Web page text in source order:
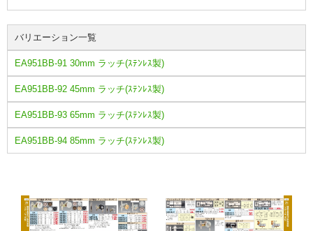
バリエーション一覧
EA951BB-91 30mm ラッチ(ｽﾃﾝﾚｽ製)
EA951BB-92 45mm ラッチ(ｽﾃﾝﾚｽ製)
EA951BB-93 65mm ラッチ(ｽﾃﾝﾚｽ製)
EA951BB-94 85mm ラッチ(ｽﾃﾝﾚｽ製)